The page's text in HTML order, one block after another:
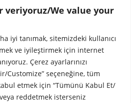
veriyoruz/We value your
iyi tanımak, sitemizdeki kullanıcı
ve iyileştirmek için internet
Çerez ayarlarınızı
Customize” seçeneğine, tüm
etmek için “Tümünü Kabul Et/
reddetmek isterseniz
Şirketimiz mesajın ve bilgilerinin size
ulaşmasından, bütünlüğünün ve
virüs içermesinden ve bilgisayar
bir zarardan sorumlu tutulamaz.
message and its attachments are
for the individual(s) stated in this
message although you are not the
to keep the message confidential. The